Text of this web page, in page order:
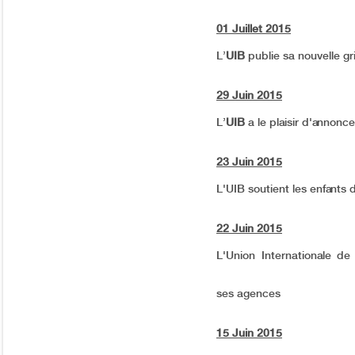
01 Juillet 2015
L’UIB publie sa nouvelle
29 Juin 2015
L’UIB a le plaisir
23 Juin 2015
L'UIB soutient les enfants
22 Juin 2015
L'Union Internationale
ses agences
15 Juin 2015